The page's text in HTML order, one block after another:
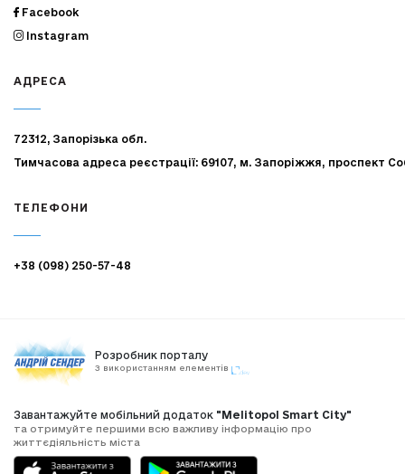
Facebook
Instagram
АДРЕСА
72312, Запорізька обл.
Тимчасова адреса реєстрації: 69107, м. Запоріжжя, проспект
ТЕЛЕФОНИ
+38 (098) 250-57-48
Розробник порталу
З використанням елементів
Завантажуйте мобільний додаток "Melitopol Smart City"
та отримуйте першими всю важливу інформацію про
життєдіяльність міста